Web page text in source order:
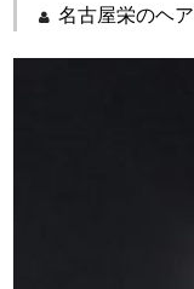
名古屋栄のヘ